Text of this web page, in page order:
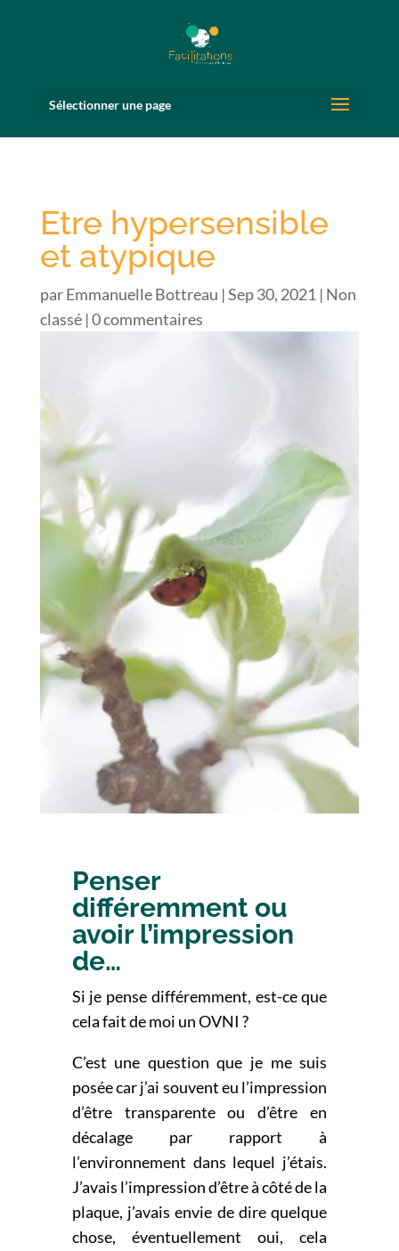
Sélectionner une page
Etre hypersensible
et atypique
parEmmanuelle Bottreau |Sep 30, 2021 | Non
classé|0 commentaires
Penser
différemment ou
avoir l’impression
de…
Si je pense différemment, est-ce que
cela fait de moi un OVNI ?
C’est une question que je me suis
posée car j’ai souvent eu l’impression
d’être transparente ou d’être en
décalage par rapport à
l’environnement dans lequel j’étais.
J’avais l’impression d’être à côté de la
plaque, j’avais envie de dire quelque
chose, éventuellement oui, cela